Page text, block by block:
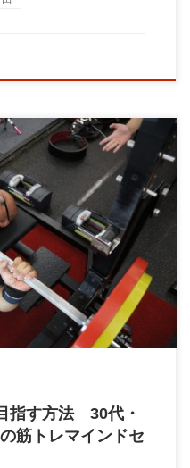
インドセット こんにちは！
[…]
指す方法 30代・
筋トレマインドセ